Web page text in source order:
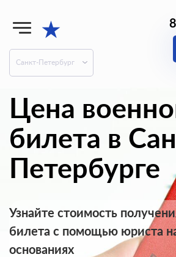
★
Санкт-Петербург
Цена
билета в
Петербурге
Узнайте стоимость
билета с помощью юриста
основаниях